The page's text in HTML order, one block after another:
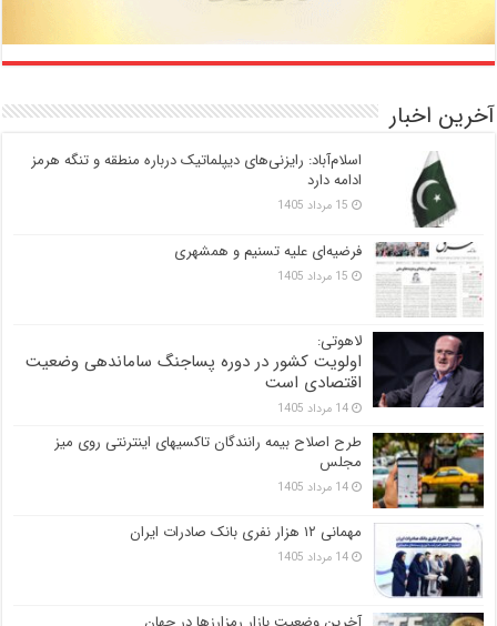
آخرین اخبار
اسلام‌آباد: رایزنی‌های دیپلماتیک درباره منطقه و تنگه هرمز
ادامه دارد
15 مرداد 1405
فرضیه‌ای علیه تسنیم و همشهری
15 مرداد 1405
لاهوتی:
اولویت کشور در دوره پساجنگ ساماندهی وضعیت
اقتصادی است
14 مرداد 1405
طرح اصلاح بیمه رانندگان تاکسیهای اینترنتی روی میز
مجلس
14 مرداد 1405
مهمانی ۱۲ هزار نفری بانک صادرات ایران
14 مرداد 1405